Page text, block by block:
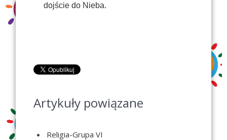
dojście do Nieba.
Artykuły powiązane
Religia-Grupa VI